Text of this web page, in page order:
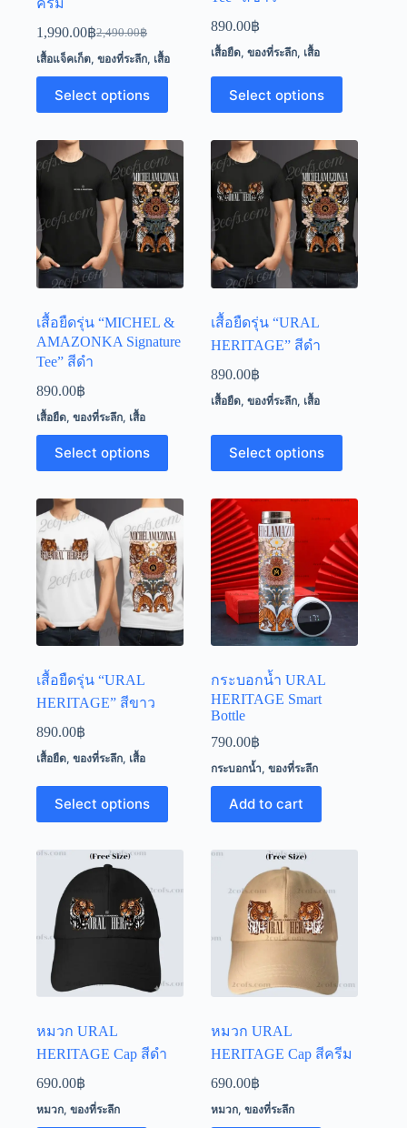
ครีม
2,490.00฿
Original
price
2,490.00฿.
1,990.00฿Current
price
1,990.00฿.
เสื้อแจ็คเก็ต, ของที่ระลึก, เสื้อ
Select options
This
product
has
variants.
The
options
may
be
chosen
on
the
product
890.00฿
เสื้อยืด,ของที่ระลึก, เสื้อ
Select options
This
product
has
variants.
The
options
may
be
chosen
on
the
product
เสื้อยืดรุ่น “MICHEL &
AMAZONKA Signature
Tee” สีดำ
890.00฿
เสื้อยืด, ของที่ระลึก, เสื้อ
Select options
This
product
has
variants.
The
options
may
be
chosen
on
the
product
เสื้อยืดรุ่น “URAL
HERITAGE” สีดำ
890.00฿
เสื้อยืด,ของที่ระลึก, เสื้อ
Select options
This
product
has
variants.
The
options
may
be
chosen
on
the
product
เสื้อยืดรุ่น “URAL
HERITAGE” สีขาว
890.00฿
เสื้อยืด, ของที่ระลึก, เสื้อ
Select options
This
product
has
variants.
options
may
chosen
the
product
กระบอกน้ำ URAL
HERITAGE Smart
Bottle
790.00฿
กระบอกน้ำ,ของที่ระลึก
Add to cart
หมวก URAL
HERITAGE Cap สีดำ
690.00฿
หมวก, ของที่ระลึก
หมวก URAL
HERITAGE Cap สีครีม
690.00฿
หมวก,ของที่ระลึก